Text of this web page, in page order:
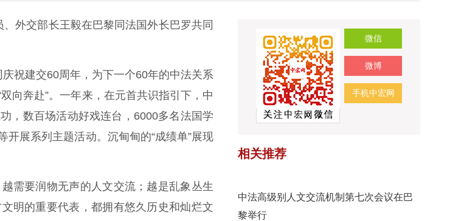
外交部长王毅在巴黎同法国外长巴罗共同
祝建交60周年，为下一个60年的中法关系
向奔赴”。一年来，在元首共识指引下，中
，数百场活动好戏连台，6000多名法国学
展系列主题活动。沉甸甸的“成绩单”展现
要润物无声的人文交流；越是乱象丛生
明的重要代表，都拥有悠久历史和灿烂文
微信
微博
手机中宏网
相关推荐
中法高级别人文交流机制第七次会议在巴
黎举行